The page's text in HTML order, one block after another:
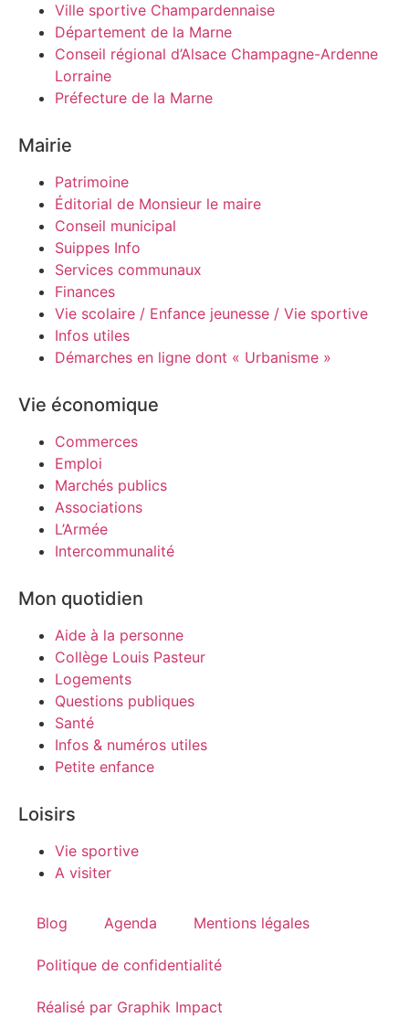
Ville sportive Champardennaise
Département de la Marne
Conseil régional d’Alsace Champagne-Ardenne
Lorraine
Préfecture de la Marne
Mairie
Patrimoine
Éditorial de Monsieur le maire
Conseil municipal
Suippes Info
Services communaux
Finances
Vie scolaire / Enfance jeunesse / Vie sportive
Infos utiles
Démarches en ligne dont « Urbanisme »
Vie économique
Commerces
Emploi
Marchés publics
Associations
L’Armée
Intercommunalité
Mon quotidien
Aide à la personne
Collège Louis Pasteur
Logements
Questions publiques
Santé
Infos & numéros utiles
Petite enfance
Loisirs
Vie sportive
A visiter
Blog Agenda Mentions légales
Politique de confidentialité
Réalisé par Graphik Impact